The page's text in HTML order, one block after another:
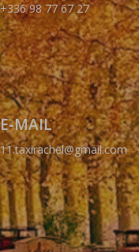
+336 98 77 67 27
E-MAIL
11.taxirachel@gmail.com